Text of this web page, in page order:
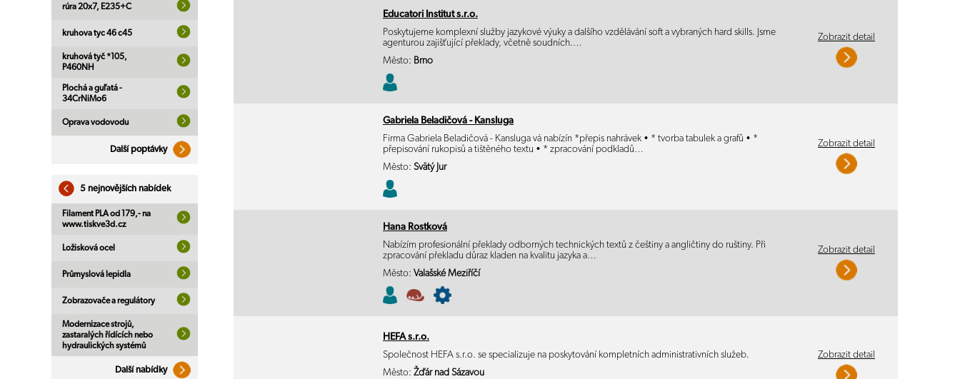
rúra 20x7, E235+C
kruhova tyc 46 c45
kruhová tyč *105,
P460NH
Plochá a guľatá -
34CrNiMo6
Oprava vodovodu
Další poptávky
5 nejnovějších nabídek
Filament PLA od 179,- na
www.tiskve3d.cz
Ložisková ocel
Průmyslová lepidla
Zobrazovače a regulátory
Modernizace strojů,
zastaralých řídících nebo
hydraulických systémů
Další nabídky
Educatori Institut s.r.o.
Poskytujeme komplexní služby jazykové výuky a dalšího vzdělávání soft a vybraných hard skills. Jsme
agenturou zajišťující překlady, včetně soudních.…
Město: Brno
Zobrazit detail
Gabriela Beladičová - Kansluga
Firma Gabriela Beladičová - Kansluga vá nabízín *přepis nahrávek • * tvorba tabulek a grafů • *
přepisování rukopisů a tištěného textu • * zpracování podkladů…
Město: Svätý Jur
Zobrazit detail
Hana Rostková
Nabízím profesionální překlady odborných technických textů z češtiny a angličtiny do ruštiny. Při
zpracování překladu důraz kladen na kvalitu jazyka a…
Město: Valašské Meziříčí
Zobrazit detail
HEFA s.r.o.
Společnost HEFA s.r.o. se specializuje na poskytování kompletních administrativních služeb.
Město: Žďár nad Sázavou
Zobrazit detail